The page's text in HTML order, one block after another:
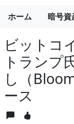
ホーム 暗号資
ビットコ
トランプ
し（
ース